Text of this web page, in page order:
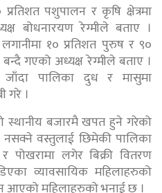
पशुपालन र कृषि क्षेत्रमा
बोधनारयण रेग्मीले बताए ।
१० प्रतिशत पुरुष र ९०
गएको अध्यक्ष रेग्मीले बताए ।
जाँदा पालिका दुध र मासुमा
गरे ।
स्थानीय बजारमै खपत हुने गरेको
वस्तुलाई छिमेकी पालिका
पोखरामा लगेर बिक्री वितरण
व्यावसायिक महिलाहरुको
आएको महिलाहरुको भनाई छ ।